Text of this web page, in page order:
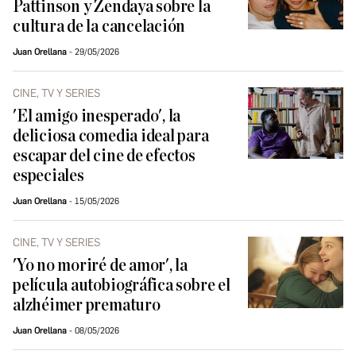
Pattinson y Zendaya sobre la
cultura de la cancelación
Juan Orellana 29/05/2026
CINE, TV Y SERIES
'El amigo inesperado', la
deliciosa comedia ideal para
escapar del cine de efectos
especiales
Juan Orellana 15/05/2026
CINE, TV Y SERIES
'Yo no moriré de amor', la
película autobiográfica sobre el
alzhéimer prematuro
Juan Orellana 08/05/2026